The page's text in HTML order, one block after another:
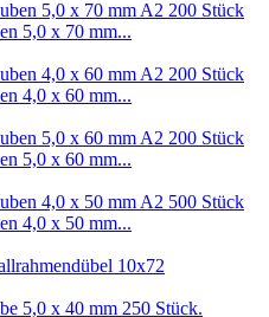
5,0 x 70 mm...
4,0 x 60 mm...
5,0 x 60 mm...
4,0 x 50 mm...
10x72